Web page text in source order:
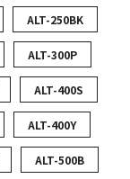
ALT-250BK
ALT-300P
ALT-400S
ALT-400Y
ALT-500B